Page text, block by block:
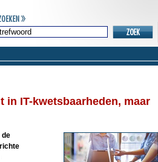
in IT-kwetsbaarheden, maar
de